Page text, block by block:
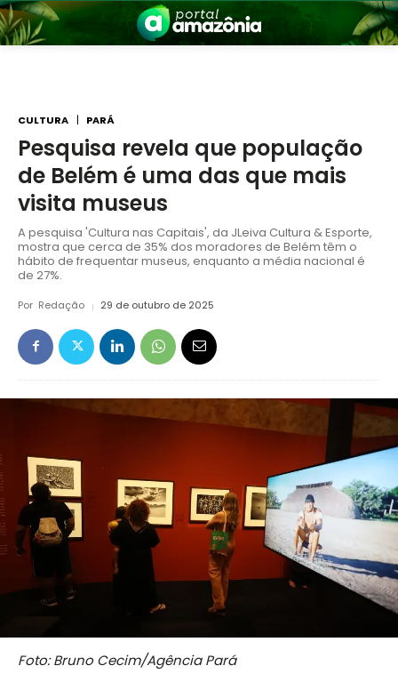
Amazônia
CULTURA PARÁ
Pesquisa revela que população
de Belém é uma das que mais
visita museus
A pesquisa 'Cultura nas Capitais', da JLeiva Cultura & Esporte,
mostra que cerca de 35% dos moradores de Belém têm o
hábito de frequentar museus, enquanto a média nacional é
de 27%.
Por Redação 29 de outubro de 2025
Foto: Bruno Cecim/Agência Pará